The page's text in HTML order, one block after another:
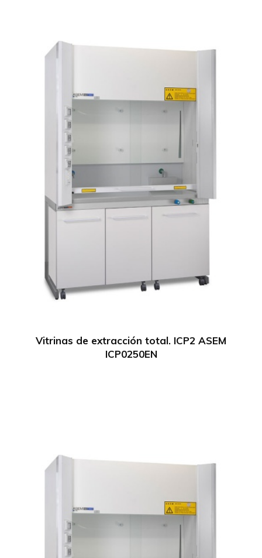
Vitrinas de extracción total. ICP2 ASEM
ICP0250EN